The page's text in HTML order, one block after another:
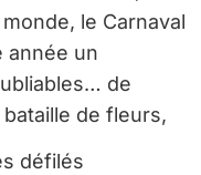
le Carnaval
année un
de
de fleurs,
défilés